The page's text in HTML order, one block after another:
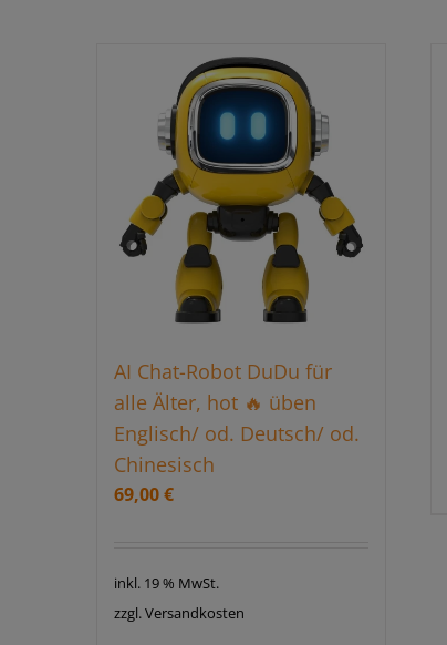
AI Chat-Robot DuDu für
alle Älter, hot 🔥 üben
Englisch/ od. Deutsch/ od.
Chinesisch
69,00€
inkl. 19 % MwSt.
zzgl. Versandkosten